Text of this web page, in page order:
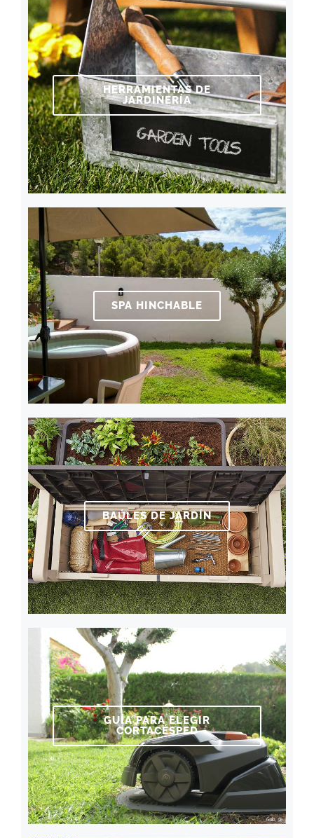
HERRAMIENTAS DE
JARDINERÍA
SPA HINCHABLE
BAÚLES DE JARDÍN
GUÍA PARA ELEGIR
CORTACÉSPED